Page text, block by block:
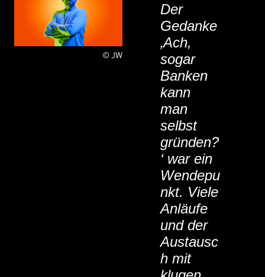
© JW
Der
Gedanke
‚Ach,
sogar
Banken
kann
man
selbst
gründen?
‘ war ein
Wendepu
nkt. Viele
Anläufe
und der
Austausc
h mit